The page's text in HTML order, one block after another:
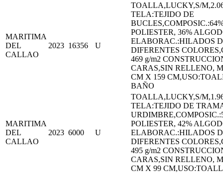
MARITIMA
DEL
CALLAO
2023 16356 U
TOALLA,LUCKY,S/
TELA:TEJIDO DE
POLIESTER, 36%
ELABORAC.:HILADOS
DIFERENTES
469 g/m2
CARAS,SIN RELLENO,
CM X 159
BAÑO
MARITIMA
DEL
CALLAO
2023 6000 U
TOALLA,LUCKY,S/
TELA:TEJIDO DE
POLIESTER, 42%
ELABORAC.:HILADOS
DIFERENTES
495 g/m2
CARAS,SIN RELLENO,
CM X 99